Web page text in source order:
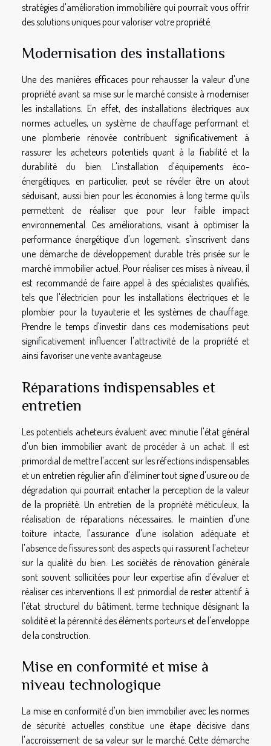
stratégies d'amélioration immobilière qui pourrait vous offrir
des solutions uniques pour valoriser votre propriété.
Modernisation des installations
Une des manières efficaces pour rehausser la valeur d'une
propriété avant sa mise sur le marché consiste à moderniser
les installations. En effet, des installations électriques aux
normes actuelles, un système de chauffage performant et
une plomberie rénovée contribuent significativement à
rassurer les acheteurs potentiels quant à la fiabilité et la
durabilité du bien. L'installation d'équipements éco-
énergétiques, en particulier, peut se révéler être un atout
séduisant, aussi bien pour les économies à long terme qu'ils
permettent de réaliser que pour leur faible impact
environnemental. Ces améliorations, visant à optimiser la
performance énergétique d'un logement, s'inscrivent dans
une démarche de développement durable très prisée sur le
marché immobilier actuel. Pour réaliser ces mises à niveau, il
est recommandé de faire appel à des spécialistes qualifiés,
tels que l'électricien pour les installations électriques et le
plombier pour la tuyauterie et les systèmes de chauffage.
Prendre le temps d'investir dans ces modernisations peut
significativement influencer l'attractivité de la propriété et
ainsi favoriser une vente avantageuse.
Réparations indispensables et
entretien
Les potentiels acheteurs évaluent avec minutie l'état général
d'un bien immobilier avant de procéder à un achat. Il est
primordial de mettre l'accent sur les réfections indispensables
et un entretien régulier afin d'éliminer tout signe d'usure ou de
dégradation qui pourrait entacher la perception de la valeur
de la propriété. Un entretien de la propriété méticuleux, la
réalisation de réparations nécessaires, le maintien d'une
toiture intacte, l'assurance d'une isolation adéquate et
l'absence de fissures sont des aspects qui rassurent l'acheteur
sur la qualité du bien. Les sociétés de rénovation générale
sont souvent sollicitées pour leur expertise afin d'évaluer et
réaliser ces interventions. Il est primordial de rester attentif à
l'état structurel du bâtiment, terme technique désignant la
solidité et la pérennité des éléments porteurs et de l'enveloppe
de la construction.
Mise en conformité et mise à
niveau technologique
La mise en conformité d'un bien immobilier avec les normes
de sécurité actuelles constitue une étape décisive dans
l'accroissement de sa valeur sur le marché. Cette démarche